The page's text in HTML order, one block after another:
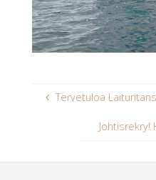
Tervetuloa